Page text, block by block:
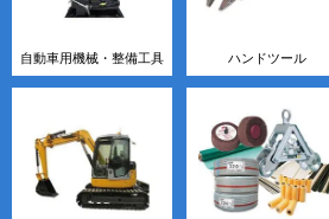
自動車用機械・整備工具 ハンドツール